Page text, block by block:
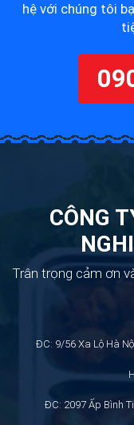
hệ với chúng tôi
CÔNG
Trân trọng cảm ơn
ĐC: 9/56 Xa Lộ Hà
ĐC: 2097 Ấp Bình